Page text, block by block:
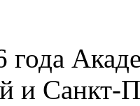
года
и Санкт-